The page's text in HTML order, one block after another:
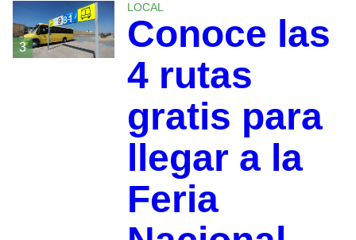
3
LOCAL
Conoce las
4 rutas
gratis para
llegar a la
Feria